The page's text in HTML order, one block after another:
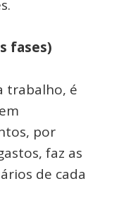
fases)
trabalho, é
por
faz as
de cada